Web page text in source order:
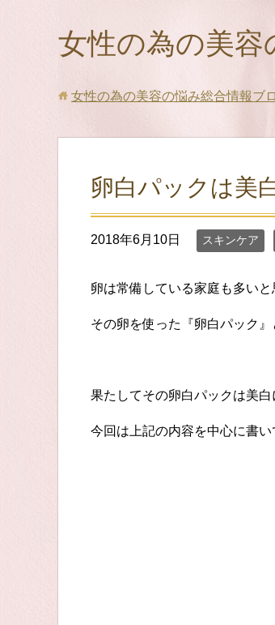
女性の為の美容
女性の為の美容の悩み総合情報ブ
卵白パックは美
2018年6月10日 スキンケア
卵は常備している家庭も多いと
その卵を使った『卵白パック』
果たしてその卵白パックは美
今回は上記の内容を中心に書い